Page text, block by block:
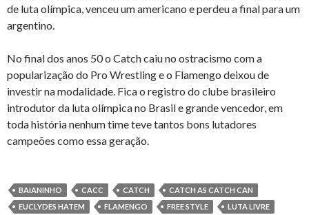
de luta olímpica, venceu um americano e perdeu a final para um
argentino.
No final dos anos 50 o Catch caiu no ostracismo com a
popularização do Pro Wrestling e o Flamengo deixou de
investir na modalidade. Fica o registro do clube brasileiro
introdutor da luta olímpica no Brasil e grande vencedor, em
toda história nenhum time teve tantos bons lutadores
campeões como essa geração.
BAIANINHO CACC CATCH
CATCH AS CATCH CAN
EUCLYDES HATEM
FLAMENGO FREE STYLE
LUTA LIVRE